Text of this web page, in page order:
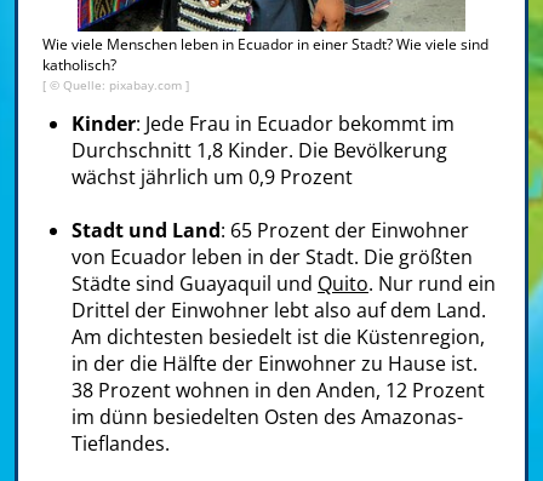
Wie viele Menschen leben in Ecuador in einer Stadt? Wie viele sind
katholisch?
[ © Quelle: pixabay.com ]
Kinder: Jede Frau in Ecuador bekommt im
Durchschnitt 1,8 Kinder. Die Bevölkerung
wächst jährlich um 0,9 Prozent
Stadt und Land: 65 Prozent der Einwohner
von Ecuador leben in der Stadt. Die größten
Städte sind Guayaquil und Quito. Nur rund ein
Drittel der Einwohner lebt also auf dem Land.
Am dichtesten besiedelt ist die Küstenregion,
in der die Hälfte der Einwohner zu Hause ist.
38 Prozent wohnen in den Anden, 12 Prozent
im dünn besiedelten Osten des Amazonas-
Tieflandes.